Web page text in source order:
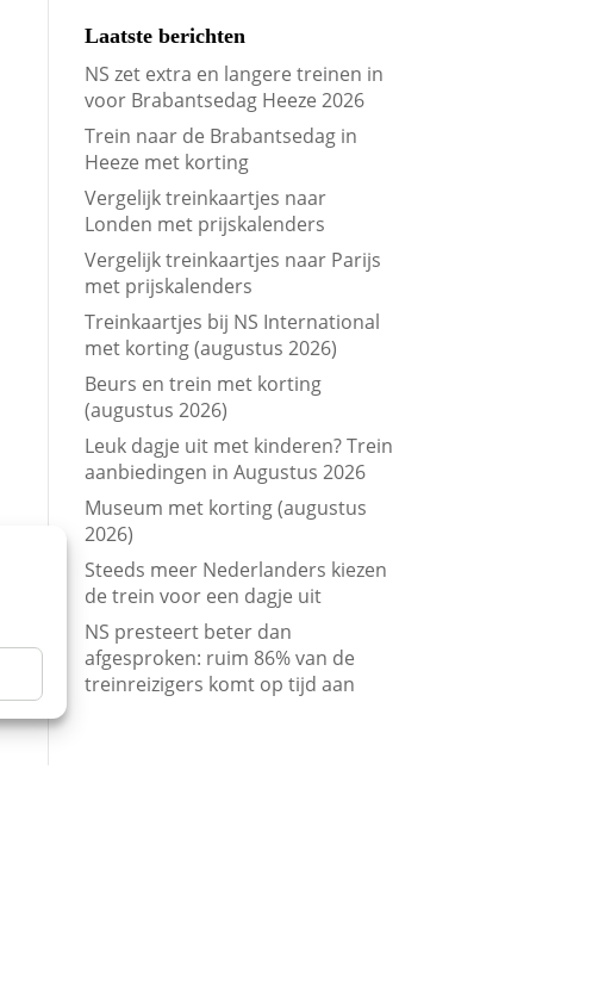
Laatste berichten
NS zet extra en langere treinen in
voor Brabantsedag Heeze 2026
Trein naar de Brabantsedag in
Heeze met korting
Vergelijk treinkaartjes naar
Londen met prijskalenders
Vergelijk treinkaartjes naar Parijs
met prijskalenders
Treinkaartjes bij NS International
met korting (augustus 2026)
Beurs en trein met korting
(augustus 2026)
Leuk dagje uit met kinderen? Trein
aanbiedingen in Augustus 2026
Museum met korting (augustus
2026)
Steeds meer Nederlanders kiezen
de trein voor een dagje uit
NS presteert beter dan
afgesproken: ruim 86% van de
treinreizigers komt op tijd aan